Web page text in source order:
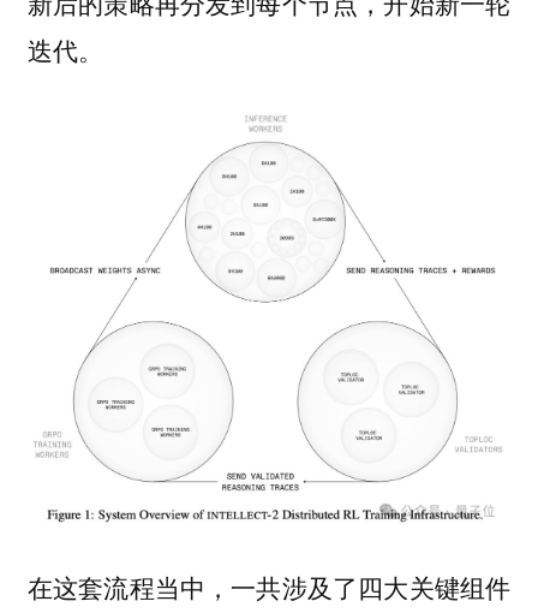
迭代。
在这套流程当中，一共涉及了四大关键组件